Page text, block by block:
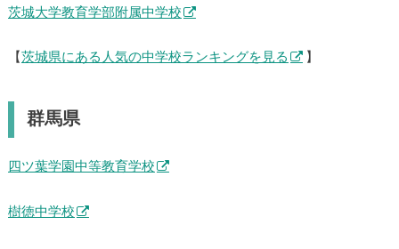
茨城大学教育学部附属中学校
【 茨城県にある人気の中学校ランキングを見る 】
群馬県
四ツ葉学園中等教育学校
樹徳中学校